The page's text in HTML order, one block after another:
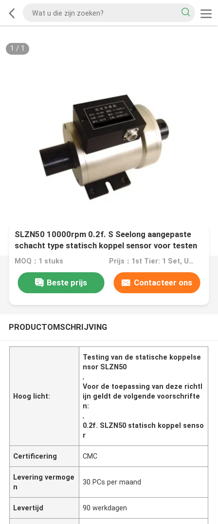
1 / 1
SLZN50 10000rpm 0.2f. S Seelong aangepaste
schacht type statisch koppel sensor voor testen
MOQ：1 stuks Prijs：1st Tier: 1 Set, Unit Price USD 3.00 2nd Tier: 2-5 Sets, Unit Price USD 2.00 3rd Tier: Over 5 Sets, Unit Price USD 1.00
Beste prijs Contacteer ons
PRODUCTOMSCHRIJVING
Hoog licht:
Testing van de statische koppelse
nsor SLZN50
,
Voor de toepassing van deze richtl
ijn geldt de volgende voorschrifte
n:
,
0.2f. SLZN50 statisch koppel senso
r
Certificering CMC
Levering vermoge
n
30 PCs per maand
Levertijd 90 werkdagen